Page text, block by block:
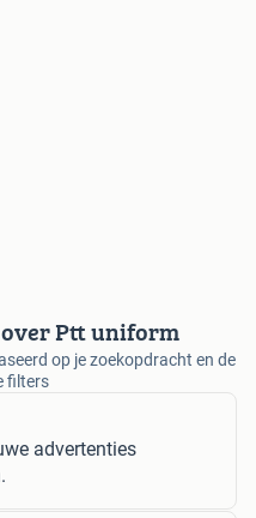
Ptt uniform
op je zoekopdracht en de
filters
advertenties
.